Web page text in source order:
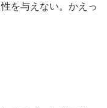
を与えない。かえっ